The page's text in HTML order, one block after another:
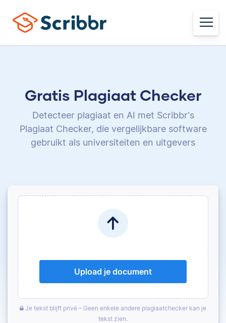
Gratis Plagiaat Checker
Detecteer plagiaat en AI met Scribbr's
Plagiaat Checker, die vergelijkbare software
gebruikt als universiteiten en uitgevers
Upload je document
Je tekst blijft privé – Geen enkele andere plagiaatchecker kan je
tekst zien.